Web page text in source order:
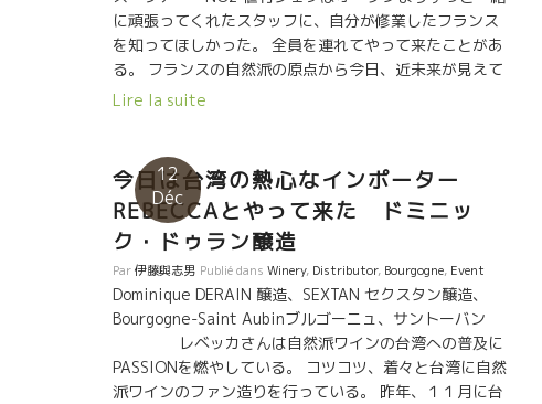
vin a […]
に頑張ってくれたスタッフに、自分が修業したフランス
を知ってほしかった。 全員を連れてやって来たことがあ
る。 フランスの自然派の原点から今日、近未来が見えて
くるような醸造元を歴訪した。 ★Yan Drieuイヤン・ド
を訪問。 ★Philippe PACALETフィリップ・パカレ
名実ともにブルゴーニュを代表する醸造家になって、ま
すます進化しているフィリップ・パカレ。 ムッシュ・ピ
ノ・ノワール、世界中がフィリップのピノを評価してき
た。 ★Dominique DERAINドミニック・ドラン
ブルゴーニュ・テロワールをビオ・ディナミ栽培を駆使
して可能な限りピュアーに綺麗なピノを表現する
Dominique DERAINドミニック・ドラン。
★Philippe JAMBONフィリップ・ジャンボン ゼロ・ゼロ
の超自然醸造を追究するPhilippe JAMBONフィリップ・
Lire la suite
12
Déc
今日は台湾の熱心なインポーター
REBECCAとやって来た ドミニッ
ク・ドゥラン醸造
Par伊藤與志男 Publié dans Winery, Distributor, Bourgogne, Event
Dominique DERAIN 醸造、SEXTAN セクスタン醸造、
Bourgogne-Saint Aubinブルゴーニュ、サントーバン
レベッカさんは自然派ワインの台湾への普及に
PASSIONを燃やしている。 コツコツ、着々と台湾に自然
派ワインのファン造りを行っている。 昨年、１１月に台